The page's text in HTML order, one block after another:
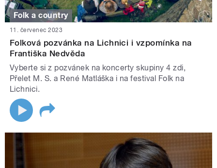
Folk a country
11. červenec 2023
Folková pozvánka na Lichnici i vzpomínka na
Františka Nedvěda
Vyberte si z pozvánek na koncerty skupiny 4 zdi,
Přelet M. S. a René Matláška i na festival Folk na
Lichnici.